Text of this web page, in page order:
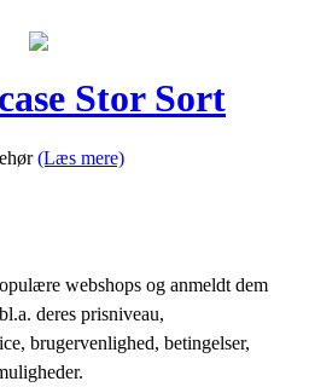
Stor Sort
(Læs mere)
webshops og anmeldt dem
deres prisniveau,
brugervenlighed, betingelser,